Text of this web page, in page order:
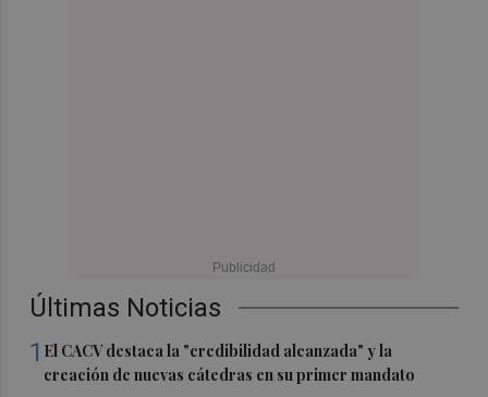
Últimas Noticias
1 El CACV destaca la "credibilidad alcanzada" y la
creación de nuevas cátedras en su primer mandato